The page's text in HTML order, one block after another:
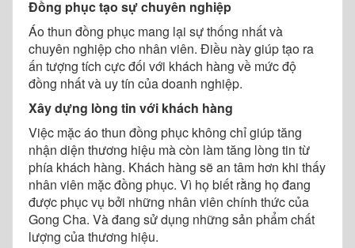
Đồng phục tạo sự chuyên nghiệp
Áo thun đồng phục mang lại sự thống nhất và
chuyên nghiệp cho nhân viên. Điều này giúp tạo ra
ấn tượng tích cực đối với khách hàng về mức độ
đồng nhất và uy tín của doanh nghiệp.
Xây dựng lòng tin với khách hàng
Việc mặc áo thun đồng phục không chỉ giúp tăng
nhận diện thương hiệu mà còn làm tăng lòng tin từ
phía khách hàng. Khách hàng sẽ an tâm hơn khi thấy
nhân viên mặc đồng phục. Vì họ biết rằng họ đang
được phục vụ bởi những nhân viên chính thức của
Gong Cha. Và đang sử dụng những sản phẩm chất
lượng của thương hiệu.